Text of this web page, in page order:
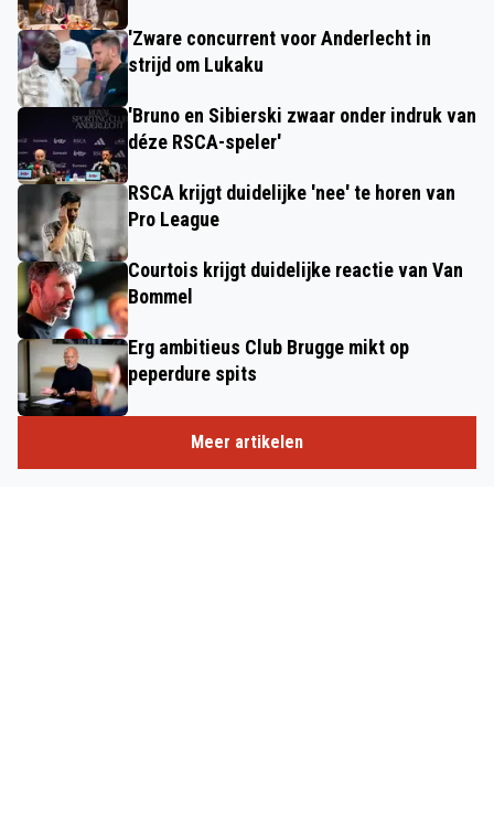
'Zware concurrent voor Anderlecht in
strijd om Lukaku
'Bruno en Sibierski zwaar onder indruk van
déze RSCA-speler'
RSCA krijgt duidelijke 'nee' te horen van
Pro League
Courtois krijgt duidelijke reactie van Van
Bommel
Erg ambitieus Club Brugge mikt op
peperdure spits
Meer artikelen